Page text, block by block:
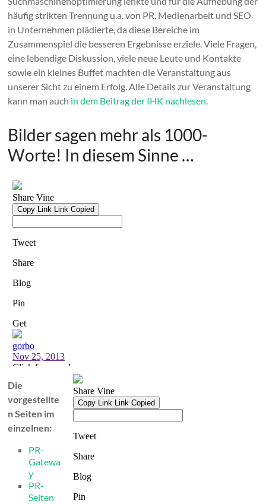
häufig strikten Trennung u.a. von PR, Medienarbeit und SEO
in Unternehmen plädierte, da diese Bereiche im
Zusammenspiel die besseren Ergebnisse erziele. Viele Fragen,
eine lebendige Diskussion, viele neue Leute und Kontakte
sowie ein kleines Buffet machten die Veranstaltung aus
unserer Sicht zu einem Erfolg. Alle Details zur Veranstaltung
kann man auch in dem Beitrag der IHK nachlesen.
Bilder sagen mehr als 1000-
Worte! In diesem Sinne …
Die
vorgestellte
n Seiten im
einzelnen:
PR-
Gatewa
y
PR-
Seiten